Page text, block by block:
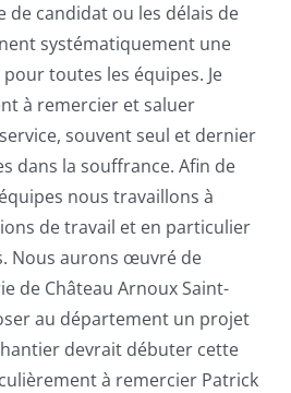
de candidat ou les délais de
systématiquement une
toutes les équipes. Je
à remercier et saluer
souvent seul et dernier
dans la souffrance. Afin de
nous travaillons à
de travail et en particulier
Nous aurons œuvré de
de Château Arnoux Saint-
au département un projet
devrait débuter cette
à remercier Patrick